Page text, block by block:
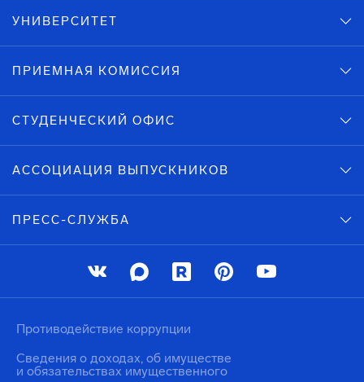
УНИВЕРСИТЕТ
ПРИЕМНАЯ КОМИССИЯ
СТУДЕНЧЕСКИЙ ОФИС
АССОЦИАЦИЯ ВЫПУСКНИКОВ
ПРЕСС-СЛУЖБА
Противодействие коррупции
Сведения о доходах, об имуществе
и обязательствах имущественного